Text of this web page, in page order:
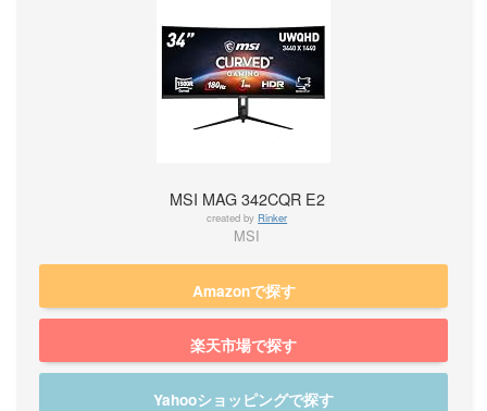
MSI MAG 342CQR E2
created by Rinker
MSI
Amazonで探す
楽天市場で探す
Yahooショッピングで探す